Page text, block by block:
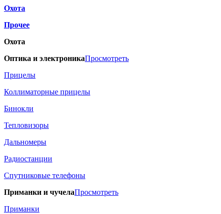
Охота
Прочее
Охота
Оптика и электроникаПросмотреть
Прицелы
Коллиматорные прицелы
Бинокли
Тепловизоры
Дальномеры
Радиостанции
Спутниковые телефоны
Приманки и чучелаПросмотреть
Приманки